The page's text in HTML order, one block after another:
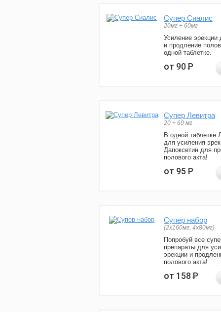
Супер Сиалис
20мг + 60мг
Усиление эрекции
и продление
одной таблетке.
от 90Р
Супер Левитра
20 + 60 мг
В одной таблетке
для усиления
Дапоксетин для
полового акта!
от 95Р
Супер набор
(2х160мг, 4х80мг)
Попробуй все
препараты для
эрекции и
полового акта!
от 158Р